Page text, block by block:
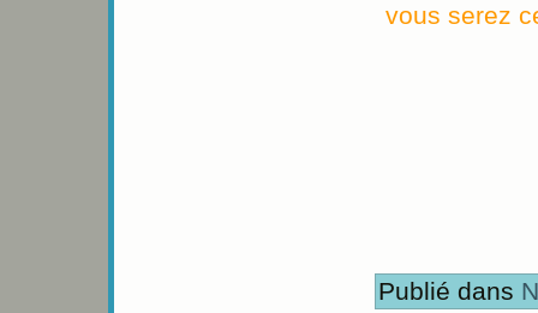
vous serez
Publié dans